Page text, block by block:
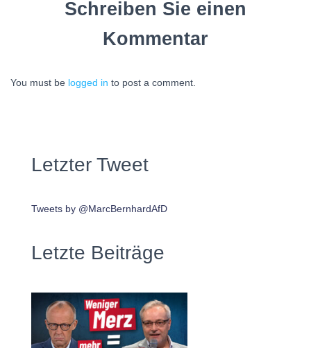
Schreiben Sie einen
Kommentar
You must be logged in to post a comment.
Letzter Tweet
Tweets by @MarcBernhardAfD
Letzte Beiträge